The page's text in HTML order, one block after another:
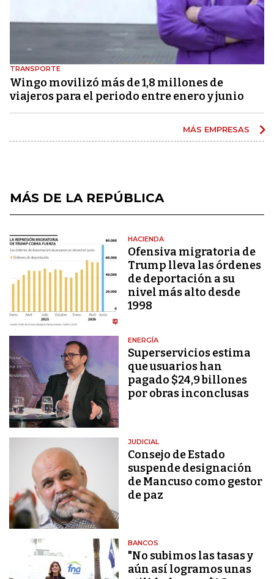
TRANSPORTE
Wingo movilizó más de 1,8 millones de
viajeros para el periodo entre enero y junio
MÁS EMPRESAS
MÁS DE LA REPÚBLICA
HACIENDA
Ofensiva migratoria de
Trump lleva las órdenes
de deportación a su
nivel más alto desde
1998
ENERGÍA
Superservicios estima
que usuarios han
pagado $24,9 billones
por obras inconclusas
JUDICIAL
Consejo de Estado
suspende designación
de Mancuso como gestor
de paz
BANCOS
"No subimos las tasas y
aún así logramos unas